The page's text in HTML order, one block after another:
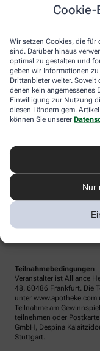
Wir setzen Cookies, die für
sind. Darüber hinaus
optimal zu gestalten und
geben wir Informationen
Drittanbieter weiter. Soweit
denen kein angemessenes
Einwilligung zur Nutzung
diesen Ländern gem.
können Sie unserer
Nur
Teilnahmebedingungen
Veranstalter ist Alliance
48, 60486 Frankfurt. Die
unter
Teilnahme am
teilnehmen oder
GmbH, Despina
Stuttgart.